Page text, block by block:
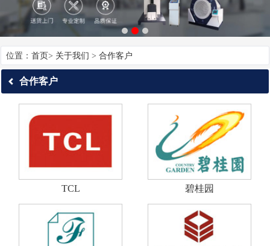
位置： 首页> 关于我们 > 合作客户
合作客户
TCL 碧桂园